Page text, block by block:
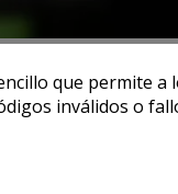
que permite
inválidos o